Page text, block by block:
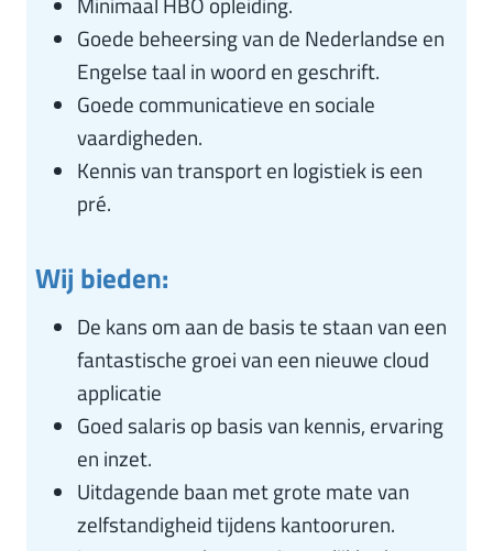
Goede beheersing van de Nederlandse en
Engelse taal in woord en geschrift.
Goede communicatieve en sociale
vaardigheden.
Kennis van transport en logistiek is een
pré.
Wij bieden:
De kans om aan de basis te staan van een
fantastische groei van een nieuwe cloud
applicatie
Goed salaris op basis van kennis, ervaring
en inzet.
Uitdagende baan met grote mate van
zelfstandigheid tijdens kantooruren.